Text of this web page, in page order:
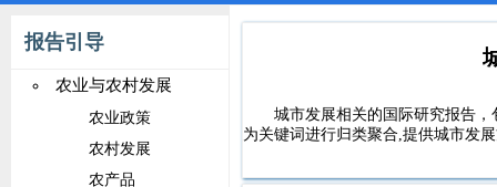
报告引导
农业与农村发展
农业政策
农村发展
农产品
城市发展相关的国际研究报告
为关键词进行归类聚合,提供城市发